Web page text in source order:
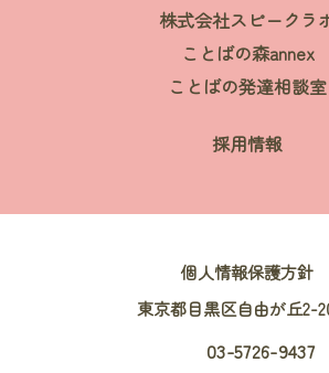
株式会社スピークラ
ことばの森annex
ことばの発達相談室
採用情報
個人情報保護方針
東京都目黒区自由が丘2-
03-5726-9437